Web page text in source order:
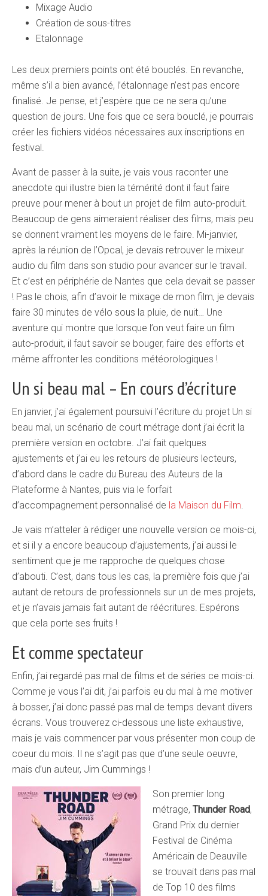
Mixage Audio
Création de sous-titres
Etalonnage
Les deux premiers points ont été bouclés. En revanche,
même s’il a bien avancé, l’étalonnage n’est pas encore
finalisé. Je pense, et j’espère que ce ne sera qu’une
question de jours. Une fois que ce sera bouclé, je pourrais
créer les fichiers vidéos nécessaires aux inscriptions en
festival.
Avant de passer à la suite, je vais vous raconter une
anecdote qui illustre bien la témérité dont il faut faire
preuve pour mener à bout un projet de film auto-produit.
Beaucoup de gens aimeraient réaliser des films, mais peu
se donnent vraiment les moyens de le faire. Mi-janvier,
après la réunion de l’Opcal, je devais retrouver le mixeur
audio du film dans son studio pour avancer sur le travail.
Et c’est en périphérie de Nantes que cela devait se passer
! Pas le chois, afin d’avoir le mixage de mon film, je devais
faire 30 minutes de vélo sous la pluie, de nuit… Une
aventure qui montre que lorsque l’on veut faire un film
auto-produit, il faut savoir se bouger, faire des efforts et
même affronter les conditions météorologiques !
Un si beau mal – En cours d’écriture
En janvier, j’ai également poursuivi l’écriture du projet Un si
beau mal, un scénario de court métrage dont j’ai écrit la
première version en octobre. J’ai fait quelques
ajustements et j’ai eu les retours de plusieurs lecteurs,
d’abord dans le cadre du Bureau des Auteurs de la
Plateforme à Nantes, puis via le forfait
d’accompagnement personnalisé de la Maison du Film
Je vais m’atteler à rédiger une nouvelle version ce mois-ci,
et si il y a encore beaucoup d’ajustements, j’ai aussi le
sentiment que je me rapproche de quelques chose
d’abouti. C’est, dans tous les cas, la première fois que j’ai
autant de retours de professionnels sur un de mes projets,
et je n’avais jamais fait autant de réécritures. Espérons
que cela porte ses fruits !
Et comme spectateur
Enfin, j’ai regardé pas mal de films et de séries ce mois-ci.
Comme je vous l’ai dit, j’ai parfois eu du mal à me motiver
à bosser, j’ai donc passé pas mal de temps devant divers
écrans. Vous trouverez ci-dessous une liste exhaustive,
mais je vais commencer par vous présenter mon coup de
coeur du mois. Il ne s’agit pas que d’une seule oeuvre,
mais d’un auteur, Jim Cummings !
Son premier long
métrage, Thunder Road,
Grand Prix du dernier
Festival de Cinéma
Américain de Deauville
se trouvait dans pas mal
de Top 10 des films